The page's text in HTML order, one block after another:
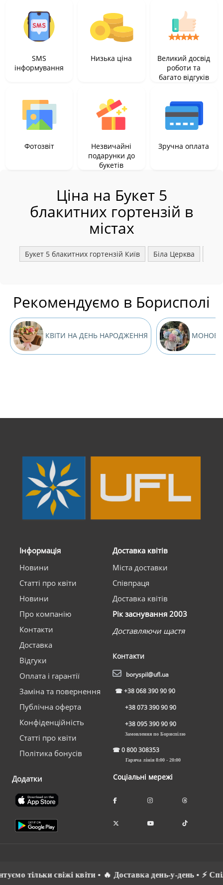
SMS
інформування
Низька ціна
Великий досвід
роботи та
багато відгуків
Фотозвіт
Незвичайні
подарунки до
букетів
Зручна оплата
Ціна на Букет 5
блакитних гортензій в
містах
Букет 5 блакитних гортензій Київ Біла Церква
Рекомендуємо в Борисполі
КВІТИ НА ДЕНЬ НАРОДЖЕННЯ
Інформація
Новини
Статті про квіти
Новини
Про компанію
Контакти
Доставка
Відгуки
Оплата і гарантії
Заміна та повернення
Публічна оферта
Конфіденційність
Статті про квіти
Політика бонусів
Додатки
Доставка квітів
Міста доставки
Співпраця
Доставка квітів
Рік заснування 2003
Доставляючи щастя
Контакти
boryspil@ufl.ua
☎+38 068 390 90 90
+38 073 390 90 90
+38 095 390 90 90
Замовлення по Бориспілю
☎0 800 308353
Гаряча лінія 8:00 - 20:00
Соціальні мережі
свіжі квіти • 🔥 Доставка день-у-день • ⚡